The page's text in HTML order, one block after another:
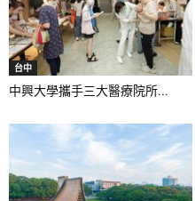
台中
中興大學攜手三大醫療院所...